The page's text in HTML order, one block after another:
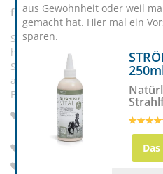
für starke & gesunde Hufe
Strahlfäule, Hufpilz und
häufigsten Problemen am Huf.
Strahllotion unterstützt die
am Huf entgegen und besitzt
Bakterien.
Unterstützt Hufgesundheit
Strahlfäule
Fördert Regeneration &
Trocknet, pflegt & schützt
aus Gewohnheit oder weil
gemacht hat. Hier mal ein
sparen.